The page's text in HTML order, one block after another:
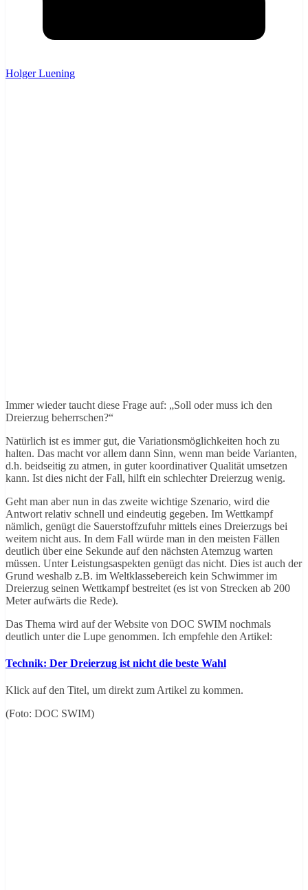
Holger Luening
Immer wieder taucht diese Frage auf: „Soll oder muss ich den
Dreierzug beherrschen?“
Natürlich ist es immer gut, die Variationsmöglichkeiten hoch zu
halten. Das macht vor allem dann Sinn, wenn man beide Varianten,
d.h. beidseitig zu atmen, in guter koordinativer Qualität umsetzen
kann. Ist dies nicht der Fall, hilft ein schlechter Dreierzug wenig.
Geht man aber nun in das zweite wichtige Szenario, wird die
Antwort relativ schnell und eindeutig gegeben. Im Wettkampf
nämlich, genügt die Sauerstoffzufuhr mittels eines Dreierzugs bei
weitem nicht aus. In dem Fall würde man in den meisten Fällen
deutlich über eine Sekunde auf den nächsten Atemzug warten
müssen. Unter Leistungsaspekten genügt das nicht. Dies ist auch der
Grund weshalb z.B. im Weltklassebereich kein Schwimmer im
Dreierzug seinen Wettkampf bestreitet (es ist von Strecken ab 200
Meter aufwärts die Rede).
Das Thema wird auf der Website von DOC SWIM nochmals
deutlich unter die Lupe genommen. Ich empfehle den Artikel:
Technik: Der Dreierzug ist nicht die beste Wahl
Klick auf den Titel, um direkt zum Artikel zu kommen.
(Foto: DOC SWIM)